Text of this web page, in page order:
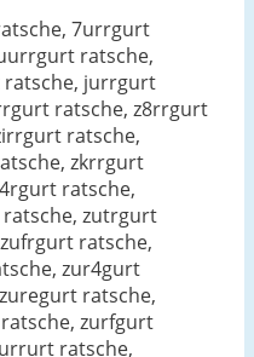
7urrgurt
ratsche,
jurrgurt
ratsche, z8rrgurt
ratsche,
zkrrgurt
ratsche,
zutrgurt
ratsche,
zur4gurt
ratsche,
zurfgurt
ratsche,